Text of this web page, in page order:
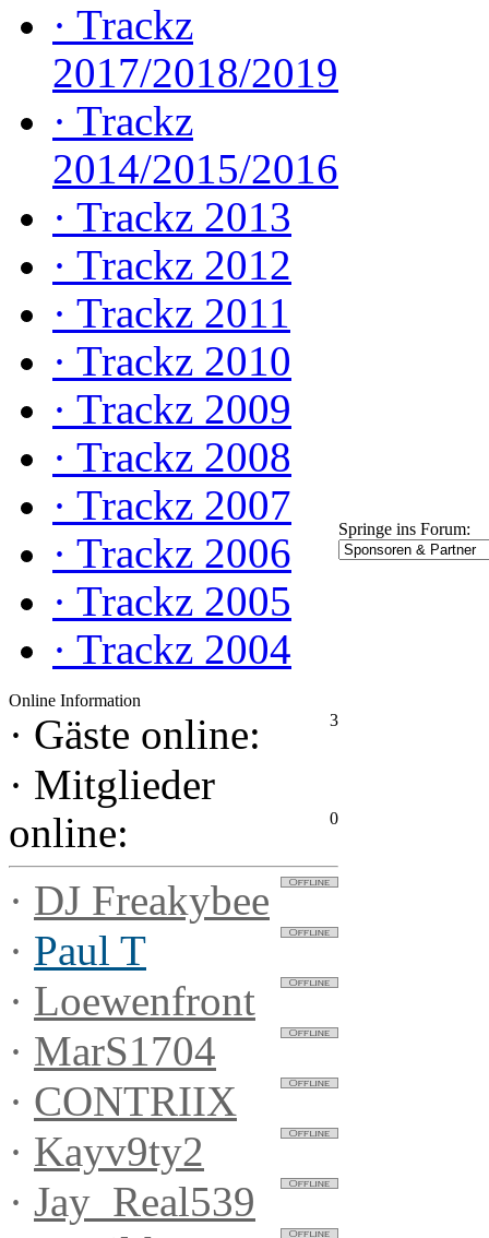
· Trackz
2017/2018/2019
· Trackz
2014/2015/2016
· Trackz 2013
· Trackz 2012
· Trackz 2011
· Trackz 2010
· Trackz 2009
· Trackz 2008
· Trackz 2007
· Trackz 2006
· Trackz 2005
· Trackz 2004
Online Information
· Gäste online: 3
· Mitglieder
online:
0
· DJ Freakybee
· Paul T
· Loewenfront
· MarS1704
· CONTRIIX
· Kayv9ty2
· Jay_Real539
Springe ins Forum: